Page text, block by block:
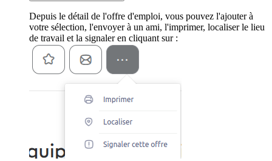
Depuis le détail de l'offre d'emploi, vous pouvez l'ajouter à
votre sélection, l'envoyer à un ami, l'imprimer, localiser le lieu
de travail et la signaler en cliquant sur :